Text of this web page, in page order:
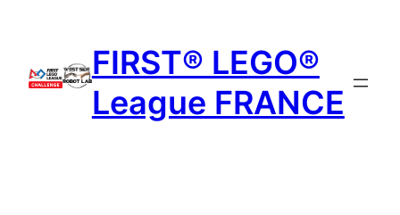
contenu
FIRST® LEGO®
League FRANCE